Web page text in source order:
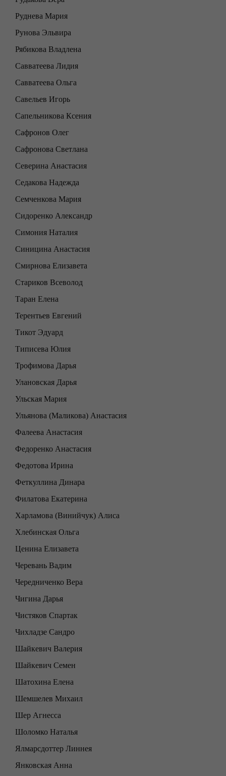
Руднева Мария
Рунова Эльвира
Рябикова Владлена
Савватеева Лидия
Савватеева Ольга
Савельев Игорь
Сапельникова Ксения
Сафронов Олег
Сафронова Светлана
Северина Анастасия
Седакова Надежда
Семченкова Мария
Сидоренко Александр
Симония Наталия
Синицина Анастасия
Смирнова Елизавета
Стариков Всеволод
Таран Елена
Терентьев Евгений
Тикот Эдуард
Типисева Юлия
Трофимова Дарья
Улановская Дарья
Ульская Мария
Ульянова (Маликова) Анастасия
Фалеева Анастасия
Федоренко Анастасия
Федотова Ирина
Феткуллина Динара
Филатова Екатерина
Харламова (Винийчук) Алиса
Хлебинская Ольга
Ценина Елизавета
Черевань Вадим
Чередниченко Вера
Чигина Дарья
Чистяков Спартак
Чихладзе Сандро
Шайкевич Валерия
Шайкевич Семен
Шатохина Елена
Шемшелев Михаил
Шер Агнесса
Шоломко Наталья
Ялмарсдоттер Линнея
Янковская Анна